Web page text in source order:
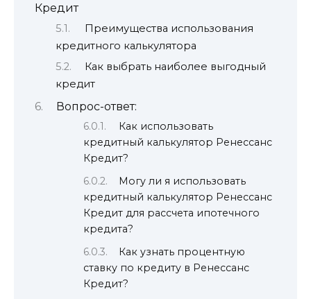
Кредит
Преимущества использования
кредитного калькулятора
Как выбрать наиболее выгодный
кредит
Вопрос-ответ:
Как использовать
кредитный калькулятор Ренессанс
Кредит?
Могу ли я использовать
кредитный калькулятор Ренессанс
Кредит для рассчета ипотечного
кредита?
Как узнать процентную
ставку по кредиту в Ренессанс
Кредит?